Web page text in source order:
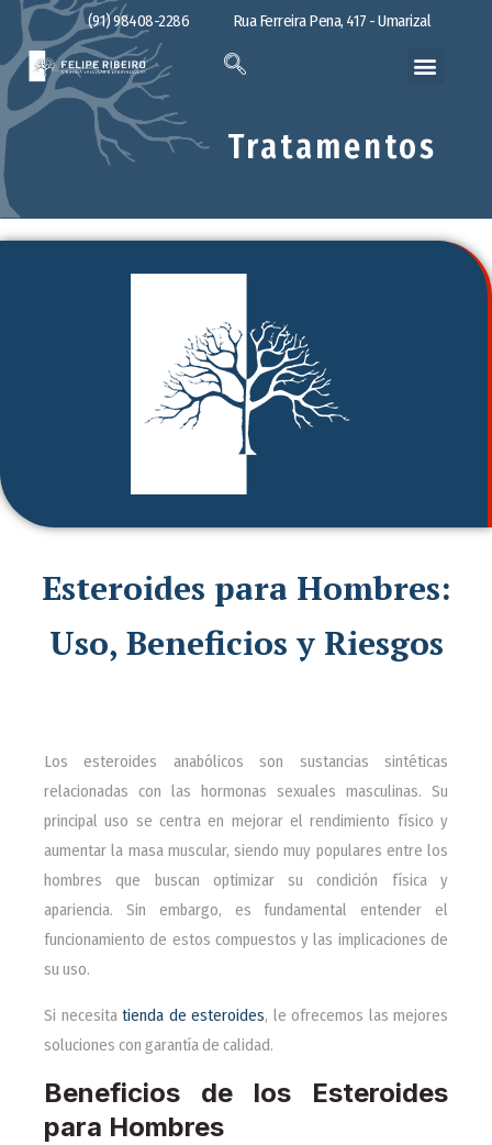
(91) 98408-2286 Rua Ferreira Pena, 417 - Umarizal
Tratamentos
Esteroides para Hombres:
Uso, Beneficios y Riesgos
Los esteroides anabólicos son sustancias sintéticas
relacionadas con las hormonas sexuales masculinas. Su
principal uso se centra en mejorar el rendimiento físico y
aumentar la masa muscular, siendo muy populares entre los
hombres que buscan optimizar su condición física y
apariencia. Sin embargo, es fundamental entender el
funcionamiento de estos compuestos y las implicaciones de
su uso.
Si necesita tienda de esteroides, le ofrecemos las mejores
soluciones con garantía de calidad.
Beneficios de los Esteroides
para Hombres